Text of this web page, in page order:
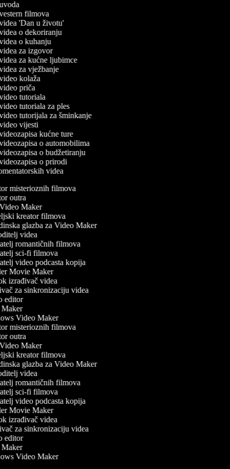
filmova
'Dan u životu'
o dekoriranju
o kuhanju
za izgovor
za kućne ljubimce
za vježbanje
kolaža
priča
tutoriala
tutoriala za ples
tutorijala za šminkanje
vijesti
kućne ture
o automobilima
o budžetiranju
o prirodi
videa
misterioznih filmova
outra
Maker
kreator filmova
glazba za Video Maker
videa
romantičnih filmova
sci-fi filmova
video podcasta kopija
Movie Maker
izrađivač videa
za sinkronizaciju videa
Video Maker
misterioznih filmova
outra
Maker
kreator filmova
glazba za Video Maker
videa
romantičnih filmova
sci-fi filmova
video podcasta kopija
Movie Maker
izrađivač videa
za sinkronizaciju videa
Video Maker